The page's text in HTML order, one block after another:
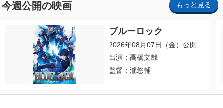
今週公開の映画 もっと見る
ブルーロック
2026年08月07日（金）公開
出演：高橋文哉
監督：瀧悠輔